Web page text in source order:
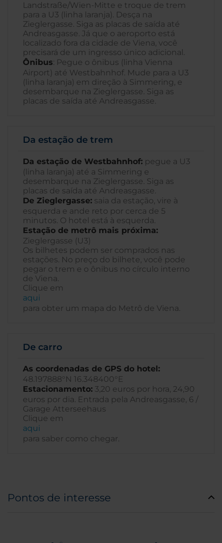
Landstraße/Wien-Mitte e troque de trem
para a U3 (linha laranja). Desça na
Zieglergasse. Siga as placas de saída até
Andreasgasse. Já que o aeroporto está
localizado fora da cidade de Viena, você
precisará de um ingresso único adicional.
Ônibus: Pegue o ônibus (linha Vienna
Airport) até Westbahnhof. Mude para a U3
(linha laranja) em direção à Simmering, e
desembarque na Zieglergasse. Siga as
placas de saída até Andreasgasse.
Da estação de trem
Da estação de Westbahnhof: pegue a U3
(linha laranja) até a Simmering e
desembarque na Zieglergasse. Siga as
placas de saída até Andreasgasse.
De Zieglergasse: saia da estação, vire à
esquerda e ande reto por cerca de 5
minutos. O hotel está à esquerda.
Estação de metrô mais próxima:
Zieglergasse (U3)
Os bilhetes podem ser comprados nas
estações. No preço do bilhete, você pode
pegar o trem e o ônibus no círculo interno
de Viena.
Clique em
aqui
para obter um mapa do Metrô de Viena.
De carro
As coordenadas de GPS do hotel:
48.197888°N 16.348400°E
Estacionamento: 3,20 euros por hora, 24,90
euros por dia. Entrada pela Andreasgasse, 6 /
Garage Atterseehaus
Clique em
aqui
para saber como chegar.
Pontos de interesse